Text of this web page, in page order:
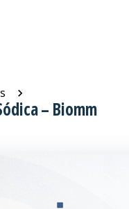
– Biomm